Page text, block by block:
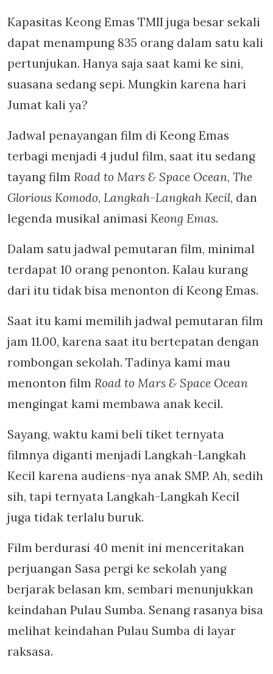
Kapasitas Keong Emas TMII juga besar sekali
dapat menampung 835 orang dalam satu kali
pertunjukan. Hanya saja saat kami ke sini,
suasana sedang sepi. Mungkin karena hari
Jumat kali ya?
Jadwal penayangan film di Keong Emas
terbagi menjadi 4 judul film, saat itu sedang
tayang film Road to Mars & Space Ocean, The
Glorious Komodo, Langkah-Langkah Kecil, dan
legenda musikal animasi Keong Emas.
Dalam satu jadwal pemutaran film, minimal
terdapat 10 orang penonton. Kalau kurang
dari itu tidak bisa menonton di Keong Emas.
Saat itu kami memilih jadwal pemutaran film
jam 11.00, karena saat itu bertepatan dengan
rombongan sekolah. Tadinya kami mau
menonton film Road to Mars & Space Ocean
mengingat kami membawa anak kecil.
Sayang, waktu kami beli tiket ternyata
filmnya diganti menjadi Langkah-Langkah
Kecil karena audiens-nya anak SMP. Ah, sedih
sih, tapi ternyata Langkah-Langkah Kecil
juga tidak terlalu buruk.
Film berdurasi 40 menit ini menceritakan
perjuangan Sasa pergi ke sekolah yang
berjarak belasan km, sembari menunjukkan
keindahan Pulau Sumba. Senang rasanya bisa
melihat keindahan Pulau Sumba di layar
raksasa.